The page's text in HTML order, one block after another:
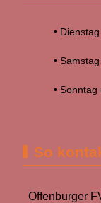
•
• Samstag
•
So
Offenburger